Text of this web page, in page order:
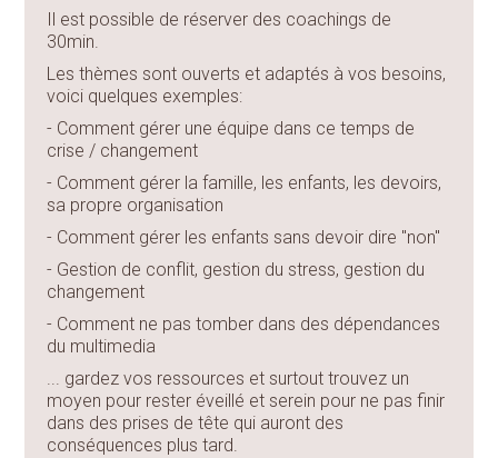
Il est possible de réserver des coachings de
30min.
Les thèmes sont ouverts et adaptés à vos besoins,
voici quelques exemples:
- Comment gérer une équipe dans ce temps de
crise / changement
- Comment gérer la famille, les enfants, les devoirs,
sa propre organisation
- Comment gérer les enfants sans devoir dire "non"
- Gestion de conflit, gestion du stress, gestion du
changement
- Comment ne pas tomber dans des dépendances
du multimedia
... gardez vos ressources et surtout trouvez un
moyen pour rester éveillé et serein pour ne pas finir
dans des prises de tête qui auront des
conséquences plus tard.